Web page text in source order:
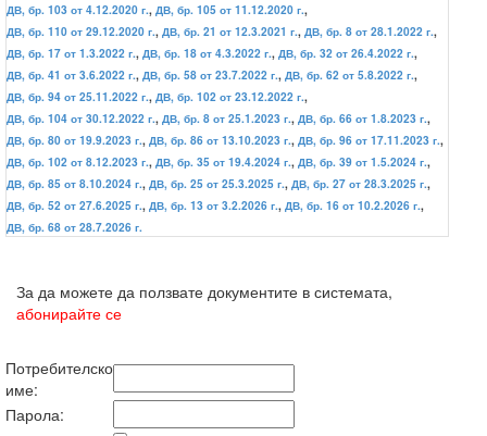
ДВ, бр. 103 от 4.12.2020 г., ДВ, бр. 105 от 11.12.2020 г.,
ДВ, бр. 110 от 29.12.2020 г., ДВ, бр. 21 от 12.3.2021 г., ДВ, бр. 8 от 28.1.2022 г.,
ДВ, бр. 17 от 1.3.2022 г., ДВ, бр. 18 от 4.3.2022 г., ДВ, бр. 32 от 26.4.2022 г.,
ДВ, бр. 41 от 3.6.2022 г., ДВ, бр. 58 от 23.7.2022 г., ДВ, бр. 62 от 5.8.2022 г.,
ДВ, бр. 94 от 25.11.2022 г., ДВ, бр. 102 от 23.12.2022 г.,
ДВ, бр. 104 от 30.12.2022 г., ДВ, бр. 8 от 25.1.2023 г., ДВ, бр. 66 от 1.8.2023 г.,
ДВ, бр. 80 от 19.9.2023 г., ДВ, бр. 86 от 13.10.2023 г., ДВ, бр. 96 от 17.11.2023 г.,
ДВ, бр. 102 от 8.12.2023 г., ДВ, бр. 35 от 19.4.2024 г., ДВ, бр. 39 от 1.5.2024 г.,
ДВ, бр. 85 от 8.10.2024 г., ДВ, бр. 25 от 25.3.2025 г., ДВ, бр. 27 от 28.3.2025 г.,
ДВ, бр. 52 от 27.6.2025 г., ДВ, бр. 13 от 3.2.2026 г., ДВ, бр. 16 от 10.2.2026 г.,
ДВ, бр. 68 от 28.7.2026 г.
За да можете да ползвате документите в системата,
абонирайте се
Потребителско
име:
Парола: